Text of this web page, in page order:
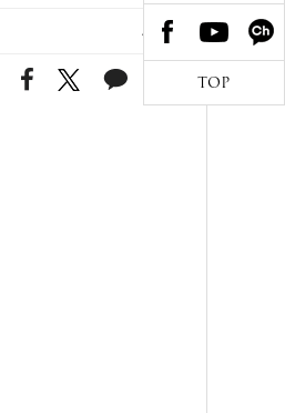
495
TOP